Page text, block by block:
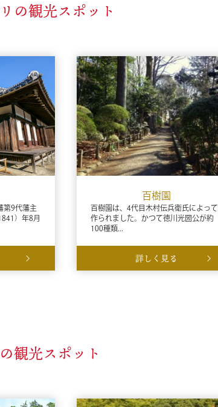
の観光スポット
第9代藩主
）年8月
百樹園
百樹園は、4代目木村伝兵衛氏によって
作られました。かつて徳川光圀公が約
100種類...
詳しく見る
観光スポット